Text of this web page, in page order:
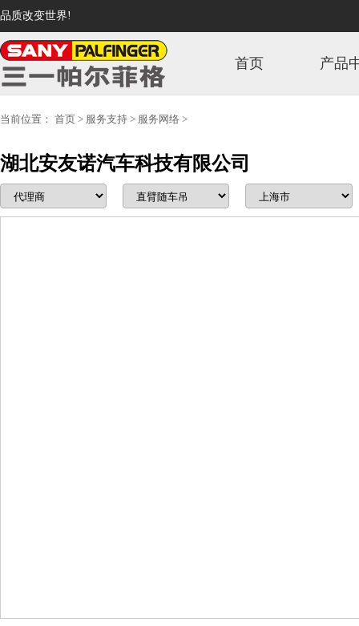
品质改变世界!
首页 产品
当前位置： 首页 > 服务支持 > 服务网络 >
湖北安友诺汽车科技有限公司